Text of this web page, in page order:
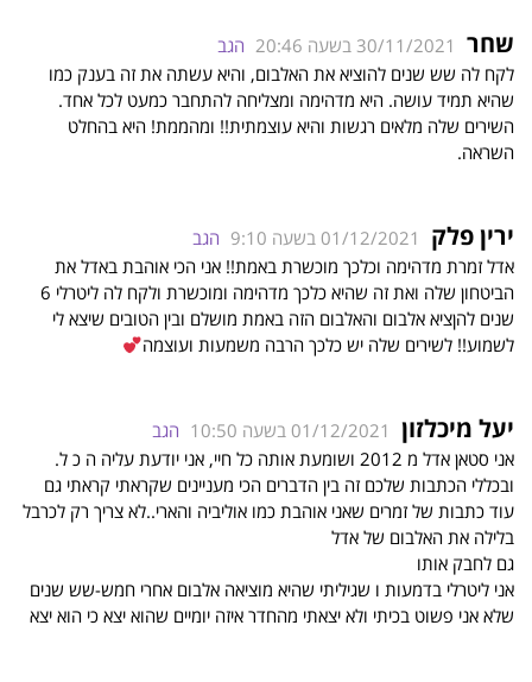
שחר 30/11/2021 בשעה 20:46
הגב
לקח לה שש שנים להוציא את האלבום, והיא עשתה את זה בענק כמו
שהיא תמיד עושה. היא מדהימה ומצליחה להתחבר כמעט לכל אחד.
השירים שלה מלאים רגשות והיא עוצמתית!! ומהממת! היא בהחלט
השראה.
ירין פלק 01/12/2021 בשעה 9:10
הגב
אדל זמרת מדהימה וכלכך מוכשרת באמת!! אני הכי אוהבת באדל את
הביטחון שלה ואת זה שהיא כלכך מדהימה ומוכשרת ולקח לה ליטרלי 6
שנים להןציא אלבום והאלבום הזה באמת מושלם ובין הטובים שיצא לי
לשמוע!! לשירים שלה יש כלכך הרבה משמעות ועוצמה
יעל מיכלזון 01/12/2021 בשעה 10:50
הגב
אני סטאן אדל מ 2012 ושומעת אותה כל חיי, אני יודעת עליה ה כ ל.
ובכללי הכתבות שלכם זה בין הדברים הכי מעניינים שקראתי קראתי גם
עוד כתבות של זמרים שאני אוהבת כמו אוליביה והארי..לא צריך רק לכרבל
בלילה את האלבום של אדל
גם לחבק אותו
אני ליטרלי בדמעות ו שגיליתי שהיא מוציאה אלבום אחרי חמש-שש שנים
שלא אני פשוט בכיתי ולא יצאתי מהחדר איזה יומיים שהוא יצא כי הוא יצא